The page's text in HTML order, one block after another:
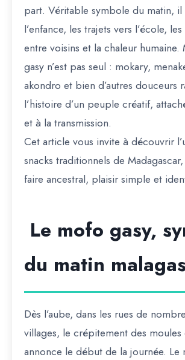
part. Véritable symbole du matin, il
l’enfance, les trajets vers l’école,
entre voisins et la chaleur humaine.
gasy n’est pas seul : mokary,
akondro et bien d’autres douceurs
l’histoire d’un peuple créatif,
et à la transmission.
Cet article vous invite à découvrir
snacks traditionnels de
faire ancestral, plaisir simple et
Le mofo gasy,
du matin
Dès l’aube, dans les rues de
villages, le crépitement des moules
annonce le début de la journée. Le